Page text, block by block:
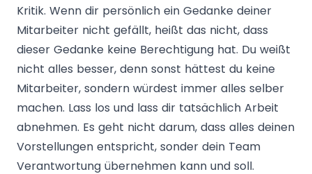
Kritik. Wenn dir persönlich ein Gedanke deiner
Mitarbeiter nicht gefällt, heißt das nicht, dass
dieser Gedanke keine Berechtigung hat. Du weißt
nicht alles besser, denn sonst hättest du keine
Mitarbeiter, sondern würdest immer alles selber
machen. Lass los und lass dir tatsächlich Arbeit
abnehmen. Es geht nicht darum, dass alles deinen
Vorstellungen entspricht, sonder dein Team
Verantwortung übernehmen kann und soll.